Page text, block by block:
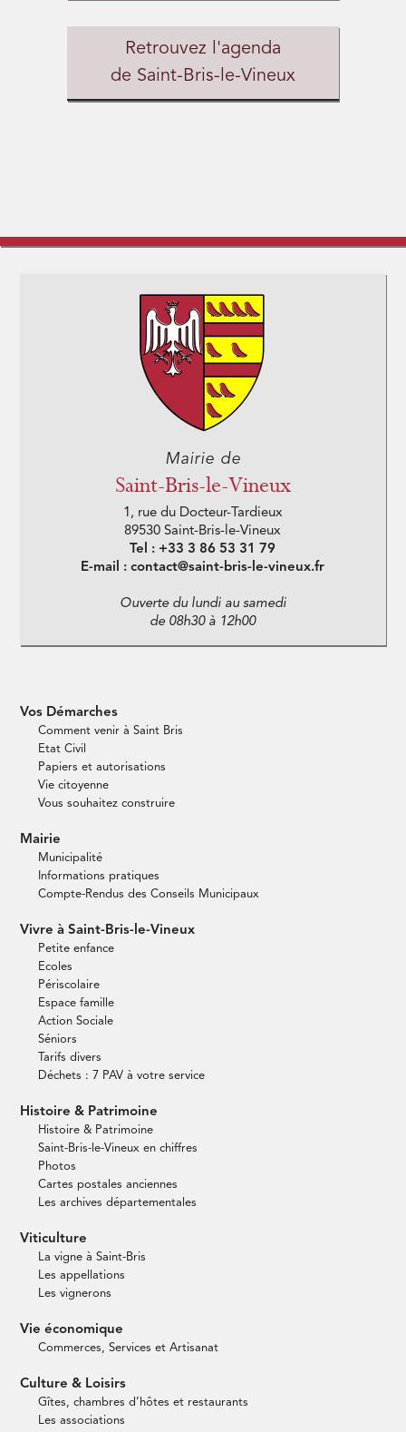
Retrouvez l'agenda
de Saint-Bris-le-Vineux
Mairie de
Saint-Bris-le-Vineux
1, rue du Docteur-Tardieux
89530 Saint-Bris-le-Vineux
Tel : +33 3 86 53 31 79
E-mail : contact@saint-bris-le-vineux.fr
Ouverte du lundi au samedi
de 08h30 à 12h00
Vos Démarches
Comment venir à Saint Bris
Etat Civil
Papiers et autorisations
Vie citoyenne
Vous souhaitez construire
Mairie
Municipalité
Informations pratiques
Compte-Rendus des Conseils Municipaux
Vivre à Saint-Bris-le-Vineux
Petite enfance
Ecoles
Périscolaire
Espace famille
Action Sociale
Séniors
Tarifs divers
Déchets : 7 PAV à votre service
Histoire & Patrimoine
Histoire & Patrimoine
Saint-Bris-le-Vineux en chiffres
Photos
Cartes postales anciennes
Les archives départementales
Viticulture
La vigne à Saint-Bris
Les appellations
Les vignerons
Vie économique
Commerces, Services et Artisanat
Culture & Loisirs
Gîtes, chambres d’hôtes et restaurants
Les associations